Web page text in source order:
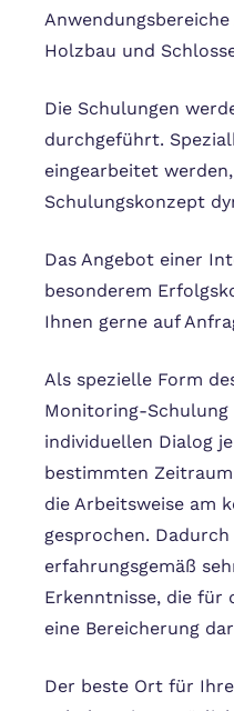
Holzbau und
Die Schulungen
durchgeführt.
eingearbeitet
Schulungskonzept
Das Angebot einer
besonderem
Ihnen gerne auf
Als spezielle Form
Monitoring-Schulung
individuellen Dialog
bestimmten
die Arbeitsweise am
gesprochen.
erfahrungsgemäß
Erkenntnisse, die für
eine Bereicherung
Der beste Ort für